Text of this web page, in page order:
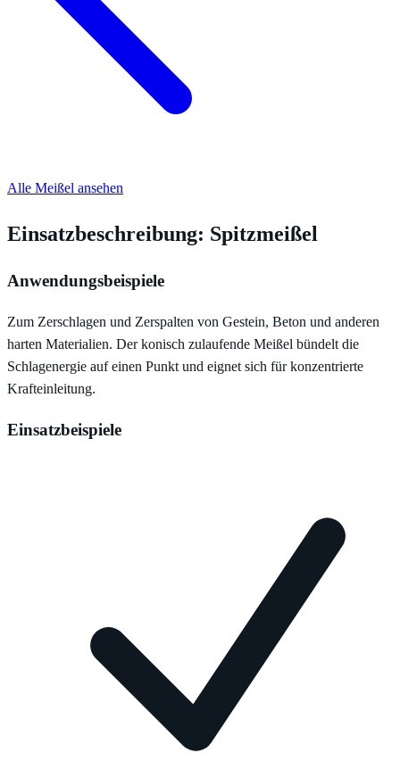
Alle Meißel ansehen
Einsatzbeschreibung: Spitzmeißel
Anwendungsbeispiele
Zum Zerschlagen und Zerspalten von Gestein, Beton und anderen
harten Materialien. Der konisch zulaufende Meißel bündelt die
Schlagenergie auf einen Punkt und eignet sich für konzentrierte
Krafteinleitung.
Einsatzbeispiele